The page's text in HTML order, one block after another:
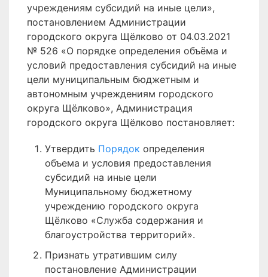
учреждениям субсидий на иные цели»,
постановлением Администрации
городского округа Щёлково от 04.03.2021
№ 526 «О порядке определения объёма и
условий предоставления субсидий на иные
цели муниципальным бюджетным и
автономным учреждениям городского
округа Щёлково», Администрация
городского округа Щёлково постановляет:
Утвердить Порядок определения
объема и условия предоставления
субсидий на иные цели
Муниципальному бюджетному
учреждению городского округа
Щёлково «Служба содержания и
благоустройства территорий».
Признать утратившим силу
постановление Администрации